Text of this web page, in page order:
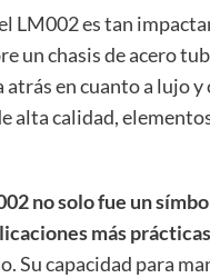
LM002 es tan
un chasis de acero
en cuanto a lujo
alta calidad,
no solo fue un
más prácticas
Su capacidad para